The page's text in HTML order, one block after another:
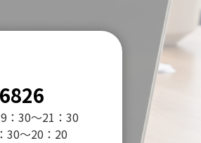
30～21：30
～20：20